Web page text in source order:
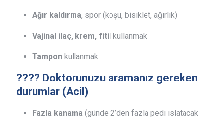
Ağır kaldırma, spor (koşu, bisiklet, ağırlık)
Vajinal ilaç, krem, fitil kullanmak
Tampon kullanmak
???? Doktorunuzu aramanız gereken
durumlar (Acil)
Fazla kanama (günde 2’den fazla pedi ıslatacak